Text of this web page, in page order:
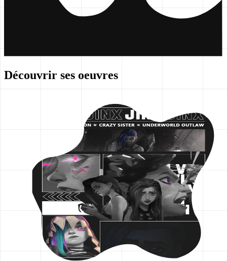
Découvrir ses oeuvres